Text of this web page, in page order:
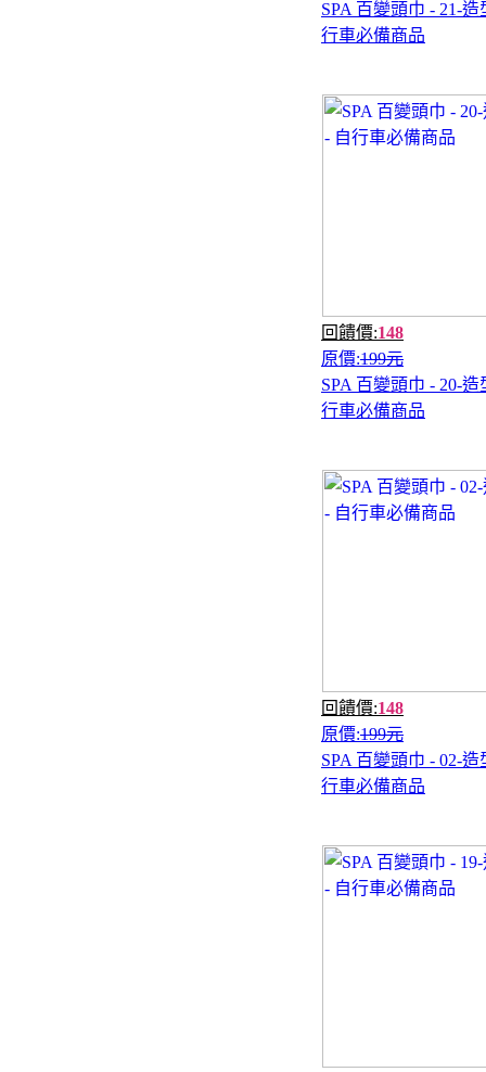
SPA 百變頭巾 - 21-造
行車必備商品
回饋價:148
原價:199元
SPA 百變頭巾 - 20-造
行車必備商品
回饋價:148
原價:199元
SPA 百變頭巾 - 02-造
行車必備商品